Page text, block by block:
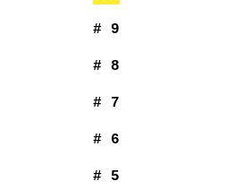
# 9
# 8
# 7
# 6
# 5